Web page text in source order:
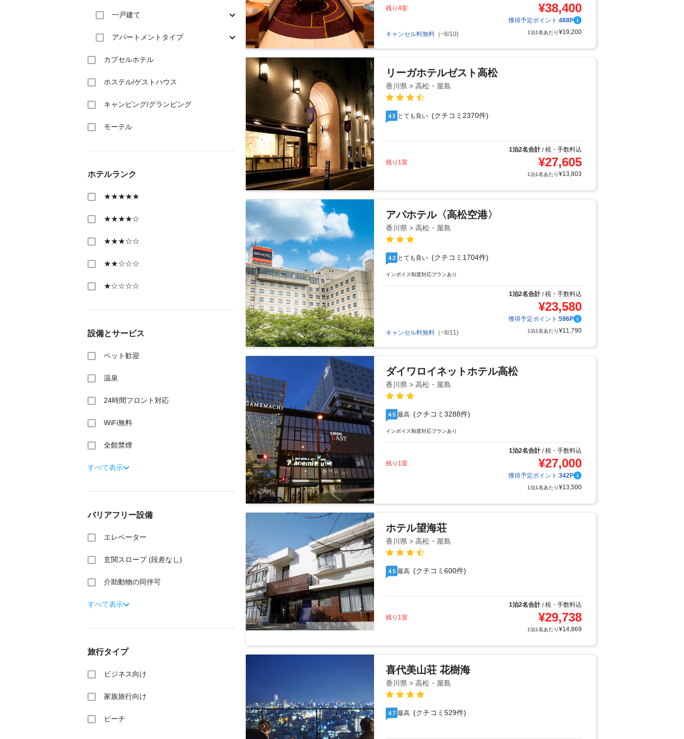
一戸建て
アパートメントタイプ
カプセルホテル
ホステル/ゲストハウス
キャンピング/グランピング
モーテル
ホテルランク
★★★★★
★★★★☆
★★★☆☆
★★☆☆☆
★☆☆☆☆
設備とサービス
ペット歓迎
温泉
24時間フロント対応
WiFi無料
全館禁煙
すべて表示
バリアフリー設備
エレベーター
玄関スロープ (段差なし)
介助動物の同伴可
すべて表示
旅行タイプ
ビジネス向け
家族旅行向け
ビーチ
残り4室
¥38,400
獲得予定ポイント:488P
キャンセル料無料 （~8/10) 1泊1名あたり¥19,200
リーガホテルゼスト高松
香川県 > 高松・屋島
4.3 とても良い (クチコミ2370件)
1泊2名合計/税・手数料込
残り1室
¥27,605
1泊1名あたり¥13,803
アパホテル〈高松空港〉
香川県 > 高松・屋島
4.2 とても良い (クチコミ1704件)
インボイス制度対応プランあり
1泊2名合計/税・手数料込
¥23,580
獲得予定ポイント:596P
キャンセル料無料 （~8/11) 1泊1名あたり¥11,790
ダイワロイネットホテル高松
香川県 > 高松・屋島
4.5 最高 (クチコミ3288件)
インボイス制度対応プランあり
1泊2名合計/税・手数料込
残り1室
¥27,000
獲得予定ポイント:342P
1泊1名あたり¥13,500
ホテル望海荘
香川県 > 高松・屋島
4.5 最高 (クチコミ600件)
1泊2名合計/税・手数料込
残り1室
¥29,738
1泊1名あたり¥14,869
喜代美山荘 花樹海
香川県 > 高松・屋島
4.7 最高 (クチコミ529件)